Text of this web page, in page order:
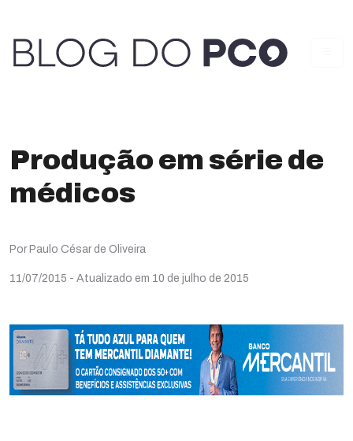
Produção em série de
médicos
Por Paulo César de Oliveira
11/07/2015 - Atualizado em 10 de julho de 2015